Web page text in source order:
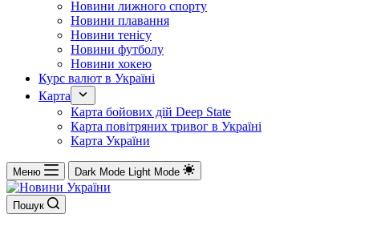
Новини лижного спорту
Новини плавання
Новини тенісу
Новини футболу
Новини хокею
Курс валют в Україні
Карта
Карта бойових дій Deep State
Карта повітряних тривог в Україні
Карта України
Меню Dark Mode Light Mode
Пошук